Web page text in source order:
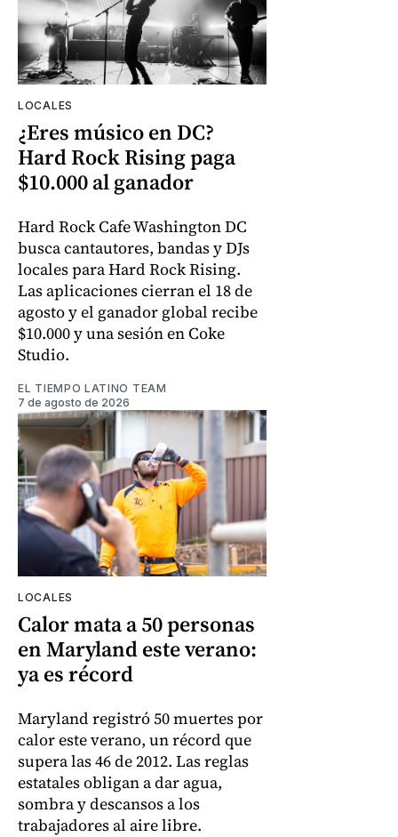
LOCALES
¿Eres músico en DC?
Hard Rock Rising paga
$10.000 al ganador
Hard Rock Cafe Washington DC
busca cantautores, bandas y DJs
locales para Hard Rock Rising.
Las aplicaciones cierran el 18 de
agosto y el ganador global recibe
$10.000 y una sesión en Coke
Studio.
EL TIEMPO LATINO TEAM
7 de agosto de 2026
LOCALES
Calor mata a 50 personas
en Maryland este verano:
ya es récord
Maryland registró 50 muertes por
calor este verano, un récord que
supera las 46 de 2012. Las reglas
estatales obligan a dar agua,
sombra y descansos a los
trabajadores al aire libre.